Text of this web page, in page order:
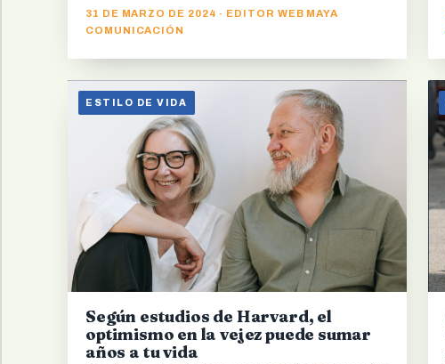
31 DE MARZO DE 2024 · EDITOR WEB MAYA
COMUNICACIÓN
ESTILO DE VIDA
Según estudios de Harvard, el
optimismo en la vejez puede sumar
años a tu vida